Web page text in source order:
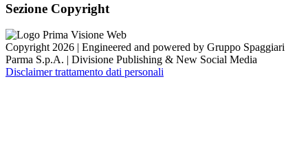
Sezione Copyright
Copyright 2026 | Engineered and powered by Gruppo Spaggiari
Parma S.p.A. | Divisione Publishing & New Social Media
Disclaimer trattamento dati personali